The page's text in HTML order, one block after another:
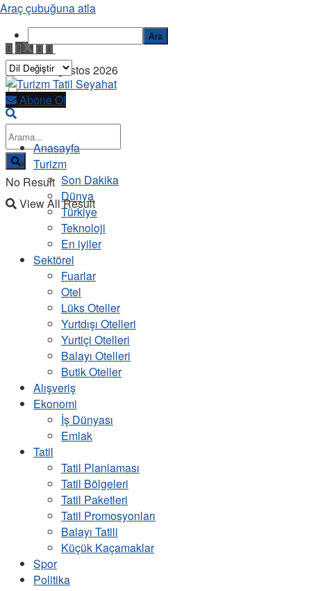
Cuma, 7 Ağustos 2026
No Result
View All Result
Abone Ol
Anasayfa
Turizm
Son Dakika
Dünya
Türkiye
Teknoloji
En iyiler
Sektörel
Fuarlar
Otel
Lüks Oteller
Yurtdışı Otelleri
Yurtiçi Otelleri
Balayı Otelleri
Butik Oteller
Alışveriş
Ekonomi
İş Dünyası
Emlak
Tatil
Tatil Planlaması
Tatil Bölgeleri
Tatil Paketleri
Tatil Promosyonları
Balayı Tatili
Küçük Kaçamaklar
Spor
Politika
Araç çubuğuna atla
Ara